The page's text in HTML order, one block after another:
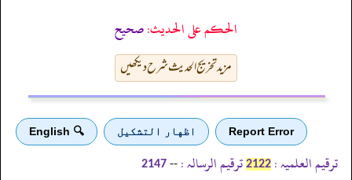
الحكم على الحديث:صحيح
مزید تخریج الحدیث شرح دیکھیں
Report Error اظهار التشكيل 🔍 English
ترقیم العلمیہ : 2122 ترقیم الرسالہ : --
2147